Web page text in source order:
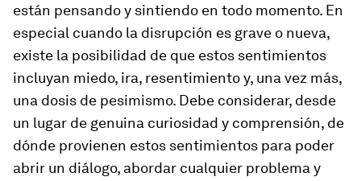
están pensando y sintiendo en todo momento. En
especial cuando la disrupción es grave o nueva,
existe la posibilidad de que estos sentimientos
incluyan miedo, ira, resentimiento y, una vez más,
una dosis de pesimismo. Debe considerar, desde
un lugar de genuina curiosidad y comprensión, de
dónde provienen estos sentimientos para poder
abrir un diálogo, abordar cualquier problema y